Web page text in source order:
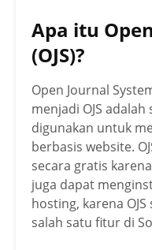
Apa itu
(OJS)?
Open Journal
menjadi OJS
digunakan untuk
berbasis website.
secara gratis
juga dapat
hosting, karena
salah satu fitur di